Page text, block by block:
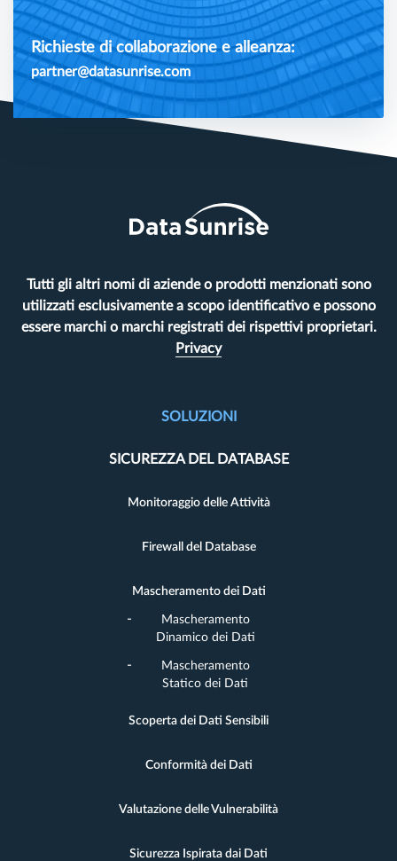
Richieste di collaborazione e alleanza:
partner@datasunrise.com
Tutti gli altri nomi di aziende o prodotti menzionati sono
utilizzati esclusivamente a scopo identificativo e possono
essere marchi o marchi registrati dei rispettivi proprietari.
Privacy
SOLUZIONI
SICUREZZA DEL DATABASE
Monitoraggio delle Attività
Firewall del Database
Mascheramento dei Dati
Mascheramento
Dinamico dei Dati
Mascheramento
Statico dei Dati
Scoperta dei Dati Sensibili
Conformità dei Dati
Valutazione delle Vulnerabilità
Sicurezza Ispirata dai Dati